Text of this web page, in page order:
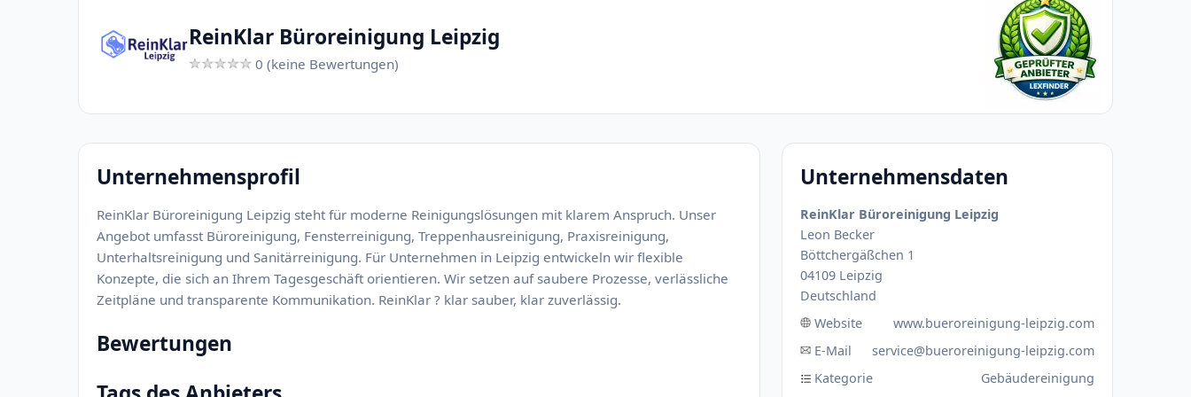
ReinKlar Büroreinigung Leipzig
0 (keine Bewertungen)
Unternehmensprofil
ReinKlar Büroreinigung Leipzig steht für moderne Reinigungslösungen mit klarem Anspruch. Unser
Angebot umfasst Büroreinigung, Fensterreinigung, Treppenhausreinigung, Praxisreinigung,
Unterhaltsreinigung und Sanitärreinigung. Für Unternehmen in Leipzig entwickeln wir flexible
Konzepte, die sich an Ihrem Tagesgeschäft orientieren. Wir setzen auf saubere Prozesse, verlässliche
Zeitpläne und transparente Kommunikation. ReinKlar ? klar sauber, klar zuverlässig.
Bewertungen
Unternehmensdaten
ReinKlar Büroreinigung Leipzig
Leon Becker
Böttchergäßchen 1
04109 Leipzig
Deutschland
Website
www.bueroreinigung-leipzig.com
E-Mail
service@bueroreinigung-leipzig.com
Kategorie
Gebäudereinigung